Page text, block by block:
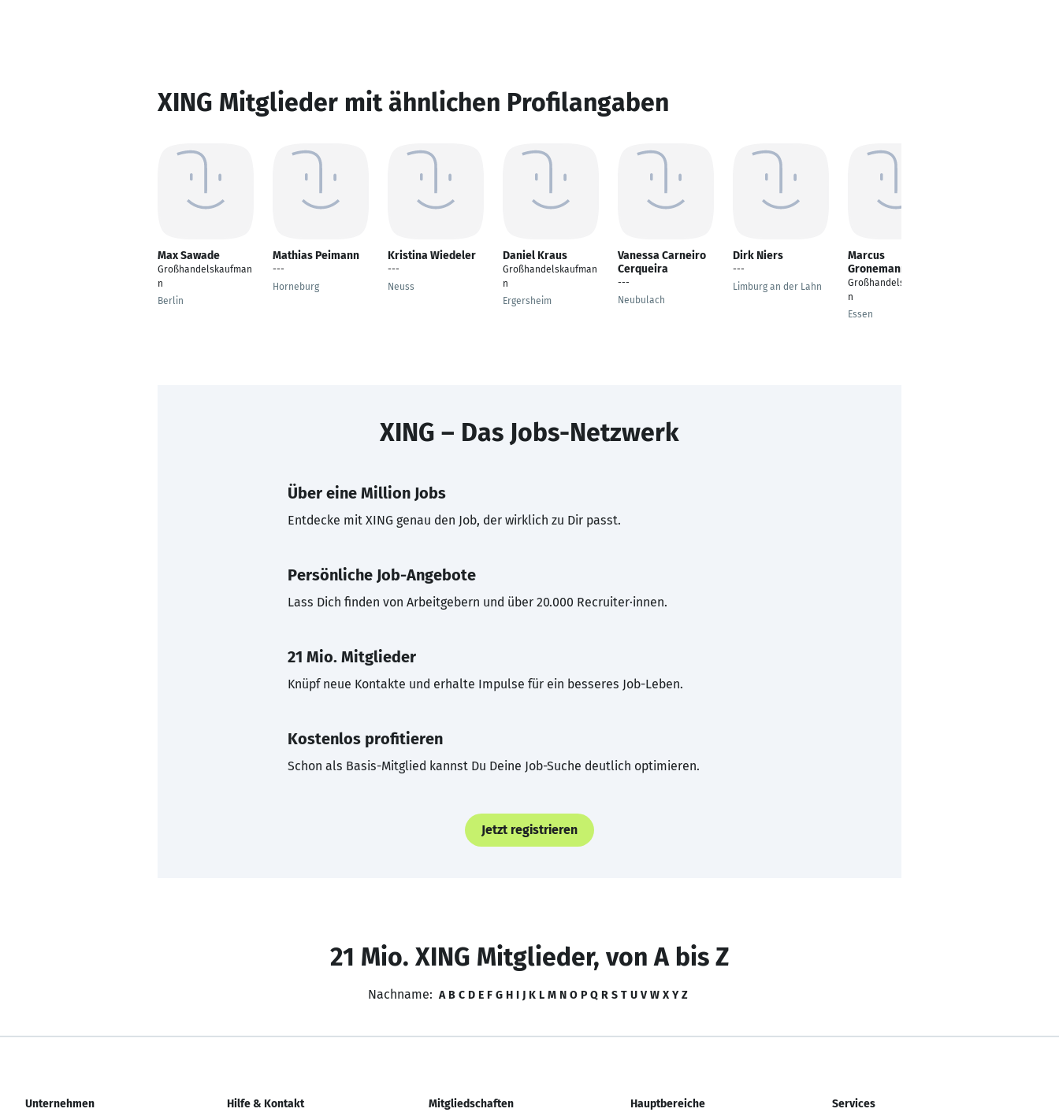
XING Mitglieder mit ähnlichen Profilangaben
Max Sawade
Großhandelskaufman
n
Berlin
Mathias Peimann
---
Horneburg
Kristina Wiedeler
---
Neuss
Daniel Kraus
Großhandelskaufman
n
Ergersheim
Vanessa Carneiro
Cerqueira
---
Neubulach
Dirk Niers
---
Limburg an der Lahn
Marcus
Gronemann
Großhandelskaufman
n
Essen
XING – Das Jobs-Netzwerk
Über eine Million Jobs
Entdecke mit XING genau den Job, der wirklich zu Dir passt.
Persönliche Job-Angebote
Lass Dich finden von Arbeitgebern und über 20.000 Recruiter·innen.
21 Mio. Mitglieder
Knüpf neue Kontakte und erhalte Impulse für ein besseres Job-Leben.
Kostenlos profitieren
Schon als Basis-Mitglied kannst Du Deine Job-Suche deutlich optimieren.
Jetzt registrieren
21 Mio. XING Mitglieder, von A bis Z
Nachname: A B C D E F G H I J K L M N O P Q R S T U V W X Y Z
Unternehmen Hilfe & Kontakt Mitgliedschaften Hauptbereiche Services